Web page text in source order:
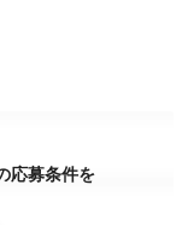
応募条件を